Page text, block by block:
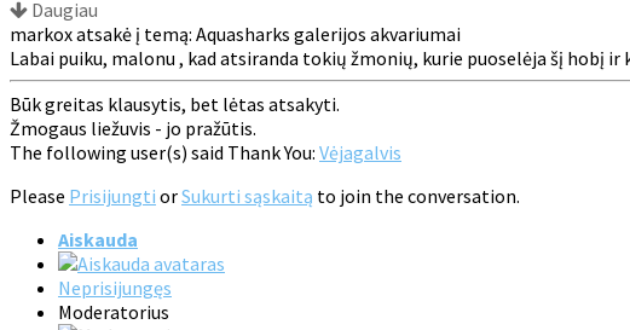
Daugiau
markox atsakė į temą: Aquasharks galerijos akvariumai
Labai puiku, malonu , kad atsiranda tokių žmonių, kurie puoselėja šį hobį ir
Būk greitas klausytis, bet lėtas atsakyti.
Žmogaus liežuvis - jo pražūtis.
The following user(s) said Thank You: Vėjagalvis
Please Prisijungti orSukurti sąskaitą to join the conversation.
Aiskauda
Neprisijungęs
Moderatorius